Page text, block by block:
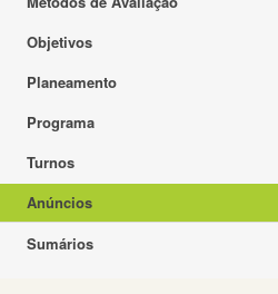
Objetivos
Planeamento
Programa
Turnos
Anúncios
Sumários